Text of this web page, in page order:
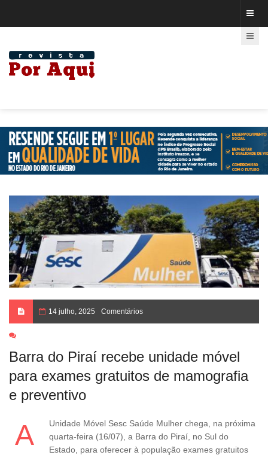
14 julho, 2025 Comentários
Barra do Piraí recebe unidade móvel
para exames gratuitos de mamografia
e preventivo
A Unidade Móvel Sesc Saúde Mulher chega, na próxima
quarta-feira (16/07), a Barra do Piraí, no Sul do
Estado, para oferecer à população exames gratuitos